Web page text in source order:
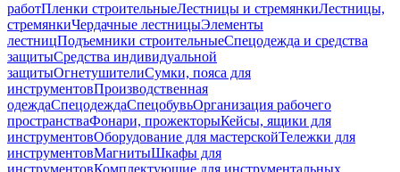
работПленки строительныеЛестницы и стремянкиЛестницы,
стремянкиЧердачные лестницыЭлементы
лестницПодъемники строительныеСпецодежда и средства
защитыСредства индивидуальной
защитыОгнетушителиСумки, пояса для
инструментовПроизводственная
одеждаСпецодеждаСпецобувьОрганизация рабочего
пространстваФонари, прожекторыКейсы, ящики для
инструментовОборудование для мастерскойТележки для
инструментовМагнитыШкафы для
инструментовКомплектующие для инструментальных